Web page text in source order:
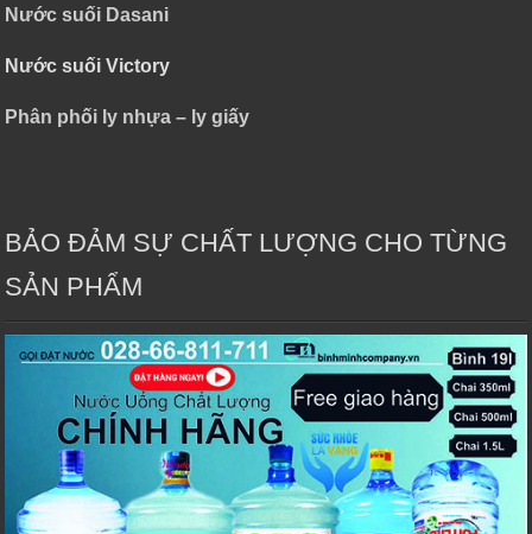
Nước suối Dasani
Nước suối Victory
Phân phối ly nhựa – ly giấy
BẢO ĐẢM SỰ CHẤT LƯỢNG CHO TỪNG
SẢN PHẨM